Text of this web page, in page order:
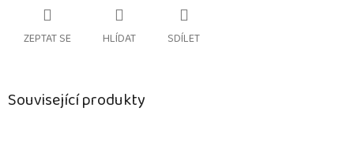
ZEPTAT SE HLÍDAT SDÍLET
Související produkty